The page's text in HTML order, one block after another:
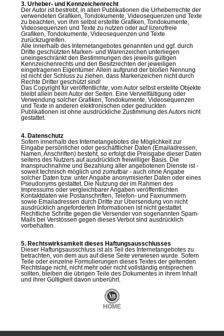
3. Urheber- und Kennzeichenrecht
Der Autor ist bestrebt, in allen Publikationen die Urheberrechte der
verwendeten Grafiken, Tondokumente, Videosequenzen und Texte
zu beachten, von ihm selbst erstellte Grafiken, Tondokumente,
Videosequenzen und Texte zu nutzen oder auf lizenzfreie
Grafiken, Tondokumente, Videosequenzen und Texte
zurückzugreifen.
Alle innerhalb des Internetangebotes genannten und ggf. durch
Dritte geschützten Marken- und Warenzeichen unterliegen
uneingeschränkt den Bestimmungen des jeweils gültigen
Kennzeichenrechts und den Besitzrechten der jeweiligen
eingetragenen Eigentümer. Allein aufgrund der bloßen Nennung
ist nicht der Schluss zu ziehen, dass Markenzeichen nicht durch
Rechte Dritter geschützt sind!
Das Copyright für veröffentlichte, vom Autor selbst erstellte Objekte
bleibt allein beim Autor der Seiten. Eine Vervielfältigung oder
Verwendung solcher Grafiken, Tondokumente, Videosequenzen
und Texte in anderen elektronischen oder gedruckten
Publikationen ist ohne ausdrückliche Zustimmung des Autors nicht
gestattet.
4. Datenschutz
Sofern innerhalb des Internetangebotes die Möglichkeit zur
Eingabe persönlicher oder geschäftlicher Daten (Emailadressen,
Namen, Anschriften) besteht, so erfolgt die Preisgabe dieser Daten
seitens des Nutzers auf ausdrücklich freiwilliger Basis. Die
Inanspruchnahme und Bezahlung aller angebotenen Dienste ist -
soweit technisch möglich und zumutbar - auch ohne Angabe
solcher Daten bzw. unter Angabe anonymisierter Daten oder eines
Pseudonyms gestattet. Die Nutzung der im Rahmen des
Impressums oder vergleichbarer Angaben veröffentlichten
Kontaktdaten wie Postanschriften, Telefon- und Faxnummern
sowie Emailadressen durch Dritte zur Übersendung von nicht
ausdrücklich angeforderten Informationen ist nicht gestattet.
Rechtliche Schritte gegen die Versender von sogenannten Spam-
Mails bei Verstössen gegen dieses Verbot sind ausdrücklich
vorbehalten.
5. Rechtswirksamkeit dieses Haftungsausschlusses
Dieser Haftungsausschluss ist als Teil des Internetangebotes zu
betrachten, von dem aus auf diese Seite verwiesen wurde. Sofern
Teile oder einzelne Formulierungen dieses Textes der geltenden
Rechtslage nicht, nicht mehr oder nicht vollständig entsprechen
sollten, bleiben die übrigen Teile des Dokumentes in ihrem Inhalt
und ihrer Gültigkeit davon unberührt.
HOME